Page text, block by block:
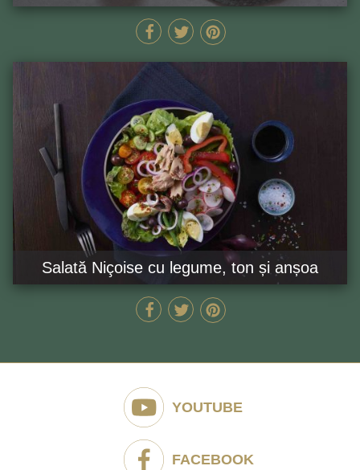
105 MIN GĂTEȘTE ACUM
Salată Niçoise cu legume, ton și anșoa
30 MIN GĂTEȘTE ACUM
YOUTUBE
FACEBOOK